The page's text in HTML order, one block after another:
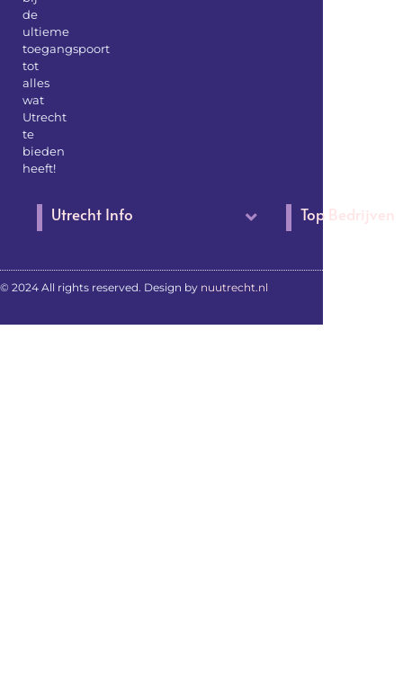
de
ultieme
toegangspoort
tot
alles
wat
Utrecht
te
bieden
heeft!
Utrecht Info Top Bedrijven
© 2024 All rights reserved. Design by nuutrecht.nl